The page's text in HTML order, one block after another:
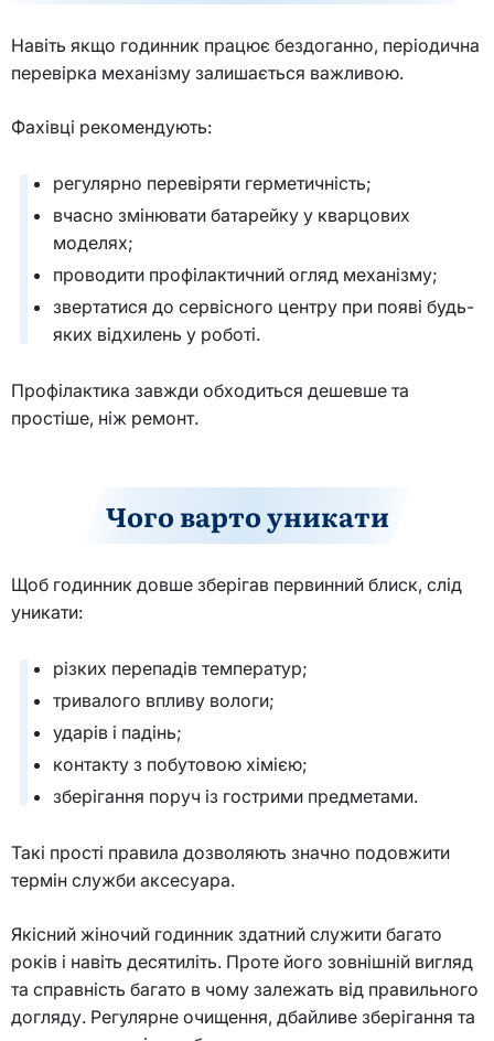
Навіть якщо годинник працює бездоганно, періодична
перевірка механізму залишається важливою.
Фахівці рекомендують:
регулярно перевіряти герметичність;
вчасно змінювати батарейку у кварцових
моделях;
проводити профілактичний огляд механізму;
звертатися до сервісного центру при появі будь-
яких відхилень у роботі.
Профілактика завжди обходиться дешевше та
простіше, ніж ремонт.
Чого варто уникати
Щоб годинник довше зберігав первинний блиск, слід
уникати:
різких перепадів температур;
тривалого впливу вологи;
ударів і падінь;
контакту з побутовою хімією;
зберігання поруч із гострими предметами.
Такі прості правила дозволяють значно подовжити
термін служби аксесуара.
Якісний жіночий годинник здатний служити багато
років і навіть десятиліть. Проте його зовнішній вигляд
та справність багато в чому залежать від правильного
догляду. Регулярне очищення, дбайливе зберігання та